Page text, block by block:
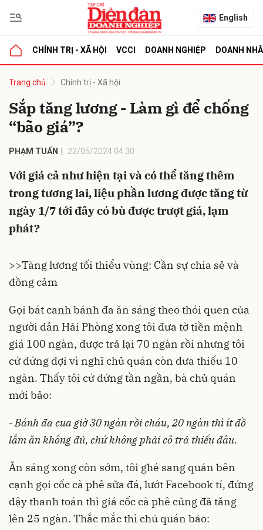
English
CHÍNH TRỊ - XÃ HỘI VCCI DOANH NGHIỆP DOANH
Trang chủ Chính trị - Xã hội
Sắp tăng lương - Làm gì để chống
“bão giá”?
PHẠM TUẤN 22/05/2024 04:30
Với giá cả như hiện tại và có thể tăng thêm
trong tương lai, liệu phần lương được tăng từ
ngày 1/7 tới đây có bù được trượt giá, lạm
phát?
>>Tăng lương tối thiểu vùng: Cần sự chia sẻ và
đồng cảm
Gọi bát canh bánh đa ăn sáng theo thói quen của
người dân Hải Phòng xong tôi đưa tờ tiền mệnh
giá 100 ngàn, được trả lại 70 ngàn rồi nhưng tôi
cứ đứng đợi vì nghĩ chủ quán còn đưa thiếu 10
ngàn. Thấy tôi cứ đứng tần ngần, bà chủ quán
mới bảo:
- Bánh đa cua giờ 30 ngàn rồi cháu, 20 ngàn thì ít đồ
lắm ăn không đủ, chứ không phải cô trả thiếu đâu.
Ăn sáng xong còn sớm, tôi ghé sang quán bên
cạnh gọi cốc cà phê sữa đá, lướt Facebook tí, đứng
dậy thanh toán thì giá cốc cà phê cũng đã tăng
lên 25 ngàn. Thắc mắc thì chủ quán bảo:
luận
Hủy